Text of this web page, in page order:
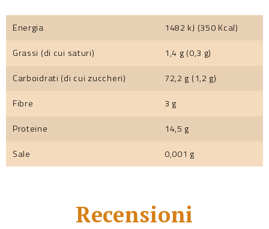
Energia
1482 kJ (350 Kcal)
Grassi (di cui saturi)
1,4 g (0,3 g)
Carboidrati (di cui zuccheri)
72,2 g (1,2 g)
Fibre
3 g
Proteine
14,5 g
Sale
0,001 g
Recensioni